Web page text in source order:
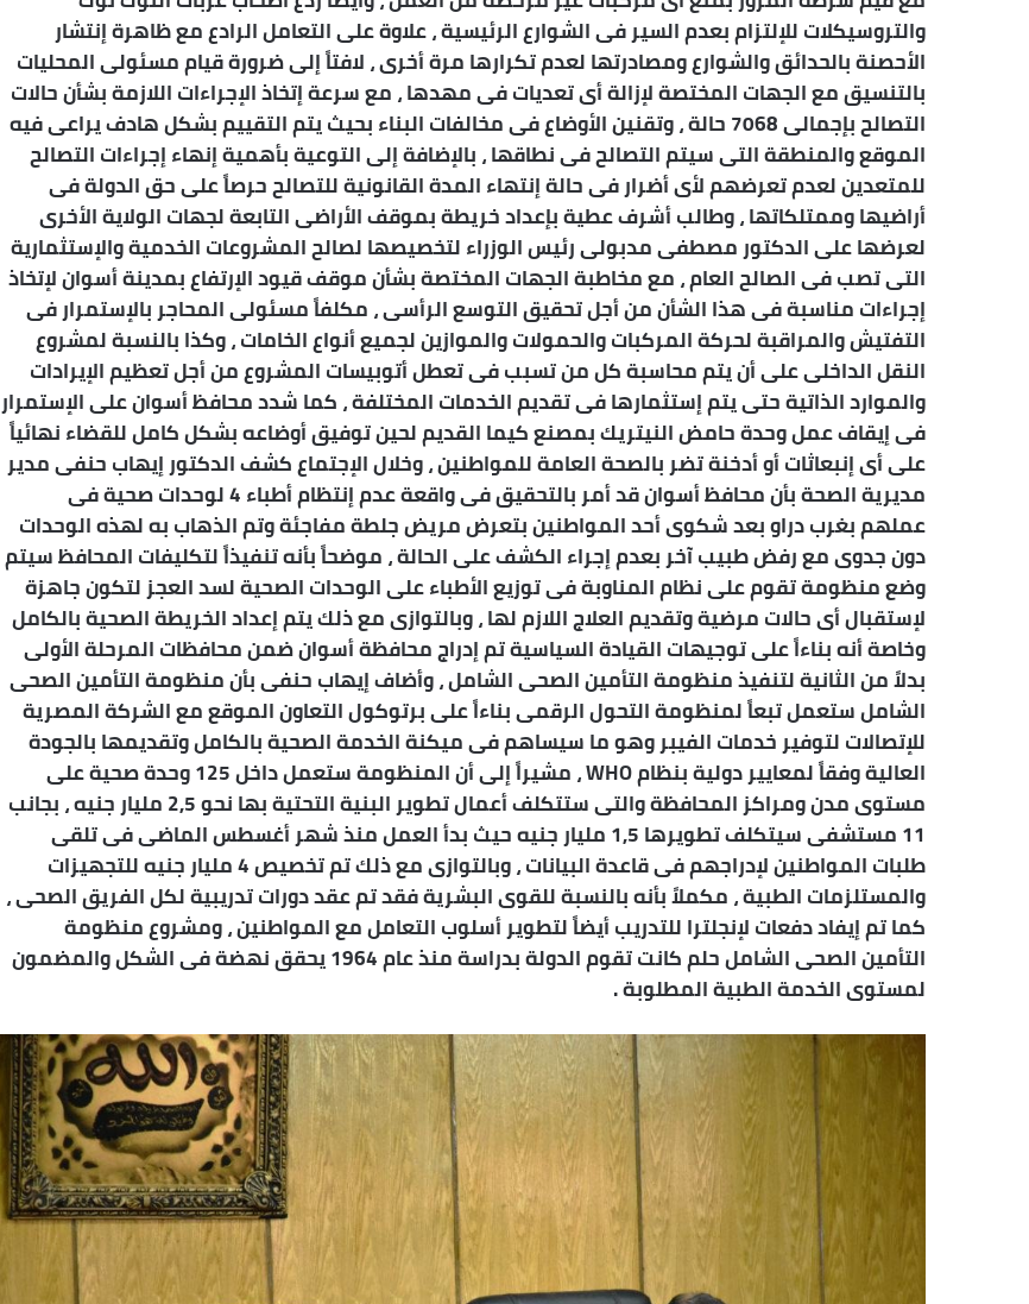
والتروسيكلات للإلتزام بعدم السير فى الشوارع الرئيسية ، علاوة على التعامل الرادع مع ظاهرة إنتشار
الأحصنة بالحدائق والشوارع ومصادرتها لعدم تكرارها مرة أخرى ، لافتاً إلى ضرورة قيام مسئولى المحليات
بالتنسيق مع الجهات المختصة لإزالة أى تعديات فى مهدها ، مع سرعة إتخاذ الإجراءات اللازمة بشأن حالات
التصالح بإجمالى 7068 حالة ، وتقنين الأوضاع فى مخالفات البناء بحيث يتم التقييم بشكل هادف يراعى فيه
الموقع والمنطقة التى سيتم التصالح فى نطاقها ، بالإضافة إلى التوعية بأهمية إنهاء إجراءات التصالح
للمتعدين لعدم تعرضهم لأى أضرار فى حالة إنتهاء المدة القانونية للتصالح حرصاً على حق الدولة فى
أراضيها وممتلكاتها ، وطالب أشرف عطية بإعداد خريطة بموقف الأراضى التابعة لجهات الولاية الأخرى
لعرضها على الدكتور مصطفى مدبولى رئيس الوزراء لتخصيصها لصالح المشروعات الخدمية والإستثمارية
التى تصب فى الصالح العام ، مع مخاطبة الجهات المختصة بشأن موقف قيود الإرتفاع بمدينة أسوان لإتخاذ
إجراءات مناسبة فى هذا الشأن من أجل تحقيق التوسع الرأسى ، مكلفاً مسئولى المحاجر بالإستمرار فى
التفتيش والمراقبة لحركة المركبات والحمولات والموازين لجميع أنواع الخامات ، وكذا بالنسبة لمشروع
النقل الداخلى على أن يتم محاسبة كل من تسبب فى تعطل أتوبيسات المشروع من أجل تعظيم الإيرادات
والموارد الذاتية حتى يتم إستثمارها فى تقديم الخدمات المختلفة ، كما شدد محافظ أسوان على الإستمرار
فى إيقاف عمل وحدة حامض النيتريك بمصنع كيما القديم لحين توفيق أوضاعه بشكل كامل للقضاء نهائياً
على أى إنبعاثات أو أدخنة تضر بالصحة العامة للمواطنين ، وخلال الإجتماع كشف الدكتور إيهاب حنفى مدير
مديرية الصحة بأن محافظ أسوان قد أمر بالتحقيق فى واقعة عدم إنتظام أطباء 4 لوحدات صحية فى
عملهم بغرب دراو بعد شكوى أحد المواطنين بتعرض مريض جلطة مفاجئة وتم الذهاب به لهذه الوحدات
دون جدوى مع رفض طبيب آخر بعدم إجراء الكشف على الحالة ، موضحاً بأنه تنفيذاً لتكليفات المحافظ سيتم
وضع منظومة تقوم على نظام المناوبة فى توزيع الأطباء على الوحدات الصحية لسد العجز لتكون جاهزة
لإستقبال أى حالات مرضية وتقديم العلاج اللازم لها ، وبالتوازى مع ذلك يتم إعداد الخريطة الصحية بالكامل
وخاصة أنه بناءاً على توجيهات القيادة السياسية تم إدراج محافظة أسوان ضمن محافظات المرحلة الأولى
بدلاً من الثانية لتنفيذ منظومة التأمين الصحى الشامل ، وأضاف إيهاب حنفى بأن منظومة التأمين الصحى
الشامل ستعمل تبعاً لمنظومة التحول الرقمى بناءاً على برتوكول التعاون الموقع مع الشركة المصرية
للإتصالات لتوفير خدمات الفيبر وهو ما سيساهم فى ميكنة الخدمة الصحية بالكامل وتقديمها بالجودة
العالية وفقاً لمعايير دولية بنظام WHO ، مشيراً إلى أن المنظومة ستعمل داخل 125 وحدة صحية على
مستوى مدن ومراكز المحافظة والتى ستتكلف أعمال تطوير البنية التحتية بها نحو 2,5 مليار جنيه ، بجانب
11 مستشفى سيتكلف تطويرها 1,5 مليار جنيه حيث بدأ العمل منذ شهر أغسطس الماضى فى تلقى
طلبات المواطنين لإدراجهم فى قاعدة البيانات ، وبالتوازى مع ذلك تم تخصيص 4 مليار جنيه للتجهيزات
والمستلزمات الطبية ، مكملاً بأنه بالنسبة للقوى البشرية فقد تم عقد دورات تدريبية لكل الفريق الصحى ،
كما تم إيفاد دفعات لإنجلترا للتدريب أيضاً لتطوير أسلوب التعامل مع المواطنين ، ومشروع منظومة
التأمين الصحى الشامل حلم كانت تقوم الدولة بدراسة منذ عام 1964 يحقق نهضة فى الشكل والمضمون
لمستوى الخدمة الطبية المطلوبة .